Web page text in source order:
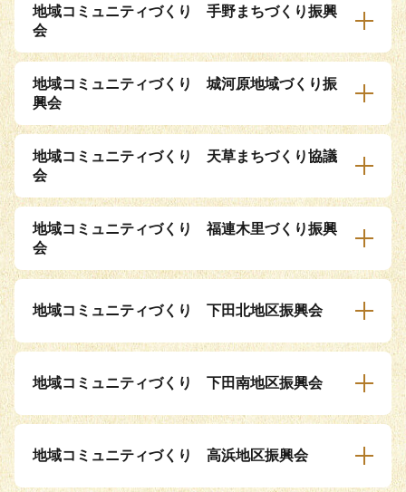
地域コミュニティづくり 手野まちづくり振興
会
地域コミュニティづくり 城河原地域づくり振
興会
地域コミュニティづくり 天草まちづくり協議
会
地域コミュニティづくり 福連木里づくり振興
会
地域コミュニティづくり 下田北地区振興会
地域コミュニティづくり 下田南地区振興会
地域コミュニティづくり 高浜地区振興会